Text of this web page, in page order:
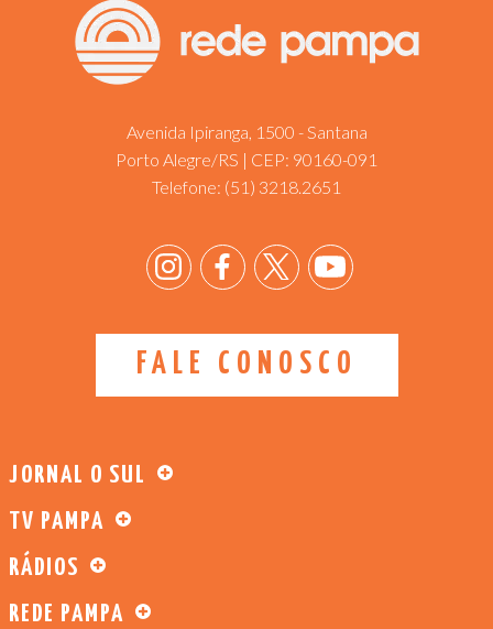
Avenida Ipiranga, 1500 - Santana
Porto Alegre/RS | CEP: 90160-091
Telefone: (51) 3218.2651
FALE CONOSCO
JORNAL O SUL
TV PAMPA
RÁDIOS
REDE PAMPA